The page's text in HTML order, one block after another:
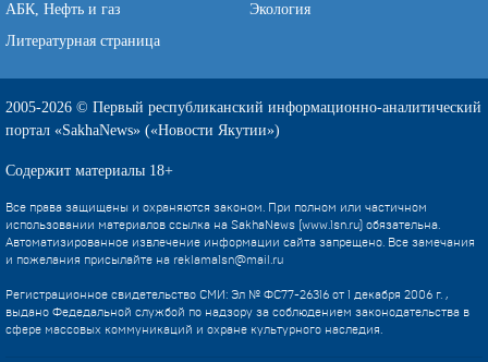
АБК, Нефть и газ
Экология
Литературная страница
2005-2026 © Первый республиканский информационно-аналитический
портал «SakhaNews» («Новости Якутии»)
Содержит материалы 18+
Все права защищены и охраняются законом. При полном или частичном
использовании материалов ссылка на SakhaNews (www.1sn.ru) обязательна.
Автоматизированное извлечение информации сайта запрещено. Все замечания
и пожелания присылайте на reklama1sn@mail.ru
Регистрационное свидетельство СМИ: Эл № ФС77-26316 от 1 декабря 2006 г. ,
выдано Федедальной службой по надзору за соблюдением законодательства в
сфере массовых коммуникаций и охране культурного наследия.